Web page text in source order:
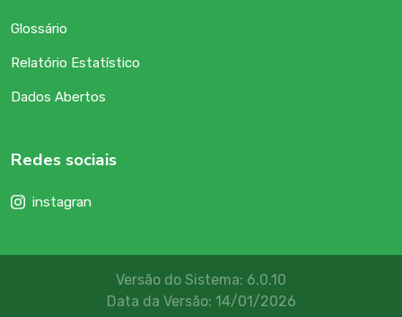
Glossário
Relatório Estatístico
Dados Abertos
Redes sociais
instagran
Versão do Sistema: 6.0.10
Data da Versão: 14/01/2026